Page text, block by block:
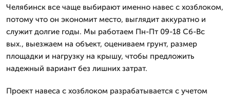
Челябинск все чаще выбирают именно навес с хозблоком,
потому что он экономит место, выглядит аккуратно и
служит долгие годы. Мы работаем Пн-Пт 09-18 Сб-Вс
вых., выезжаем на объект, оцениваем грунт, размер
площадки и нагрузку на крышу, чтобы предложить
надежный вариант без лишних затрат.
Проект навеса с хозблоком разрабатывается с учетом